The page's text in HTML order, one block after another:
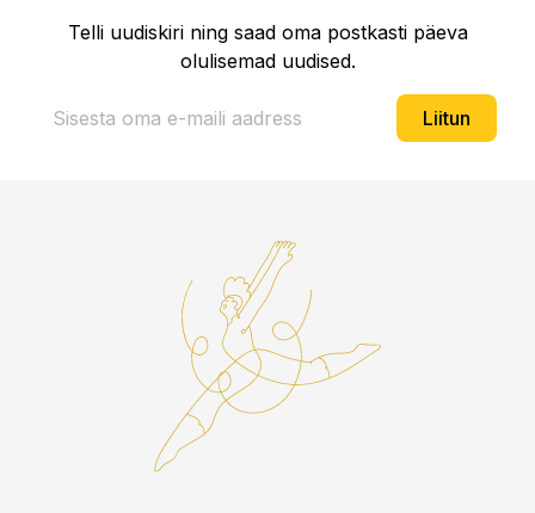
Telli uudiskiri ning saad oma postkasti päeva
olulisemad uudised.
Liitun